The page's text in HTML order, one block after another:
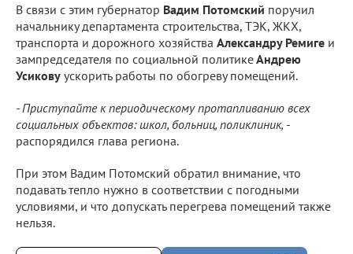
В связи с этим губернатор Вадим Потомский поручил
начальнику департамента строительства, ТЭК, ЖКХ,
транспорта и дорожного хозяйства Александру Ремиге и
зампредседателя по социальной политикеАндрею
Усикову ускорить работы по обогреву помещений.
- Приступайте к периодическому протапливанию всех
социальных объектов: школ, больниц, поликлиник, -
распорядился глава региона.
При этом Вадим Потомский обратил внимание, что
подавать тепло нужно в соответствии с погодными
условиями, и что допускать перегрева помещений также
нельзя.